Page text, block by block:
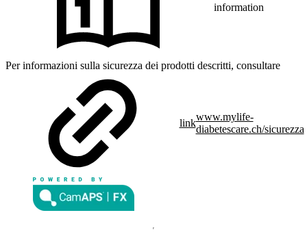
information
Per informazioni sulla sicurezza dei prodotti descritti, consultare
link
www.mylife-
diabetescare.ch/sicurezza